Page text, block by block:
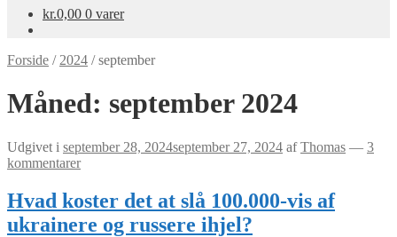
kr.0,00 0 varer
Forside / 2024 /september
Måned: september 2024
Udgivet i september 28, 2024september 27, 2024 afThomas — 3
kommentarer
Hvad koster det at slå 100.000-vis af
ukrainere og russere ihjel?